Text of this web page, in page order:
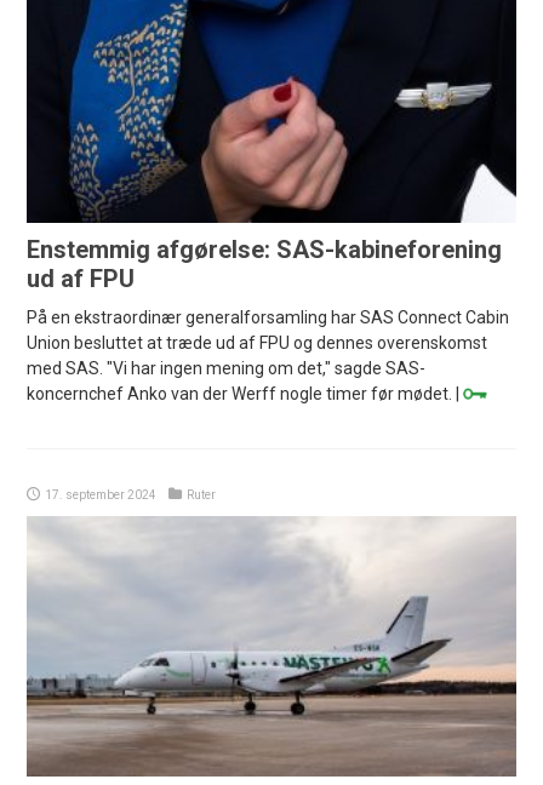
Enstemmig afgørelse: SAS-kabineforening
ud af FPU
På en ekstraordinær generalforsamling har SAS Connect Cabin
Union besluttet at træde ud af FPU og dennes overenskomst
med SAS. "Vi har ingen mening om det," sagde SAS-
koncernchef Anko van der Werff nogle timer før mødet. |
17. september 2024 Ruter